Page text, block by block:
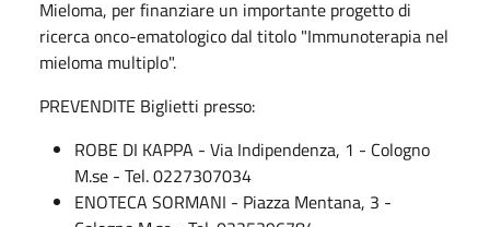
Mieloma, per finanziare un importante progetto di
ricerca onco-ematologico dal titolo "Immunoterapia nel
mieloma multiplo".
PREVENDITE Biglietti presso:
ROBE DI KAPPA - Via Indipendenza, 1 - Cologno
M.se - Tel. 0227307034
ENOTECA SORMANI - Piazza Mentana, 3 -